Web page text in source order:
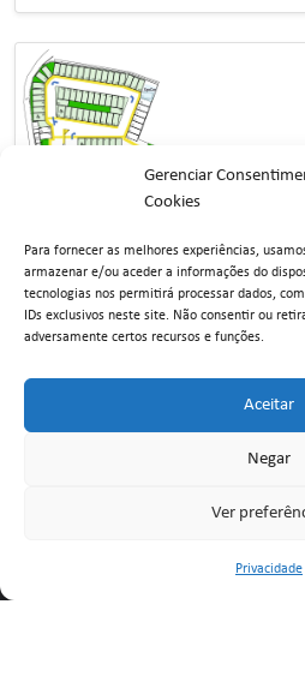
Gerenciar
Cookies
Para fornecer as melhores experiências,
armazenar e/ou aceder a informações do
tecnologias nos permitirá processar dados,
IDs exclusivos neste site. Não consentir ou
adversamente certos recursos e funções.
Aceitar
Negar
Ver
Privacidade